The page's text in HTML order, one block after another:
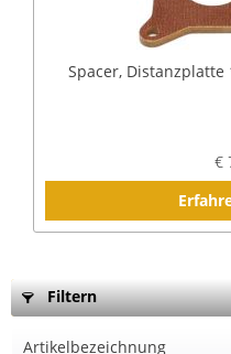
Spacer,
€
Filtern